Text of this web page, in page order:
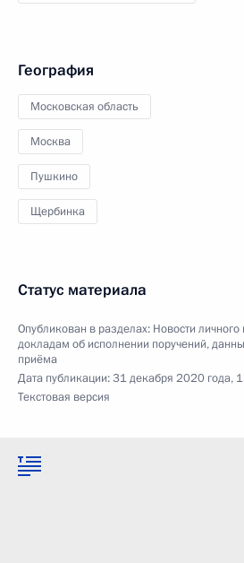
География
Московская область
Москва
Пушкино
Щербинка
Статус материала
Опубликован в разделах: Новости
докладам об исполнении поручений,
приёма
Дата публикации:31 декабря 2020 года,
Текстовая версия